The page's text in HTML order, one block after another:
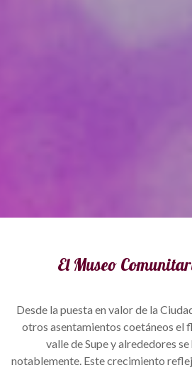
El Museo
Desde la puesta en valor de la
otros asentamientos coetáneos el
valle de Supe y alrededores
notablemente. Este crecimiento